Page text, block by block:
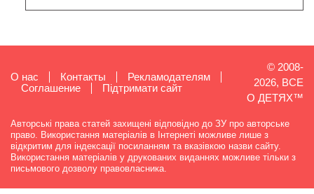
О нас Контакты
Рекламодателям
Cоглашение
Підтримати сайт
© 2008-
2026, ВСЕ
О ДЕТЯХ™
Авторські права статей захищені відповідно до ЗУ про авторське
право. Використання матеріалів в Інтернеті можливе лише з
відкритим для індексації посиланням та вказівкою назви сайту.
Використання матеріалів у друкованих виданнях можливе тільки з
письмового дозволу правовласника.